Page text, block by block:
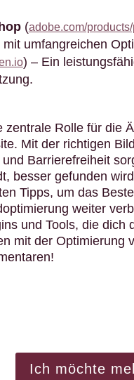
(adobe.com/
umfangreichen
) – Ein
zentrale Rolle für die
Mit der richtigen
Barrierefreiheit
besser gefunden
Tipps, um das
weiter
und Tools, die dich
mit der Optimierung
Ich möchte